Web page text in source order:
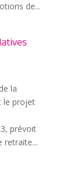
de...
la
le projet
prévoit
retraite...